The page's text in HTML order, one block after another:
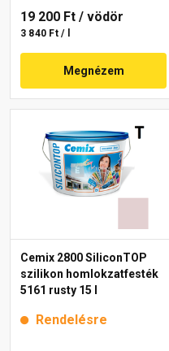
19 200 Ft / vödör
3 840 Ft / l
Megnézem
Cemix 2800 SiliconTOP
szilikon homlokzatfesték
5161 rusty 15 l
Rendelésre